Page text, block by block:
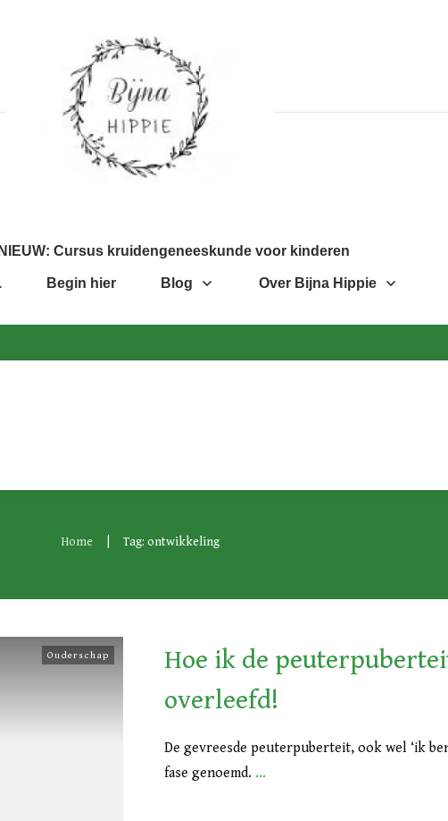
NIEUW: Cursus kruidengeneeskunde voor kinderen
Begin hier Blog Over Bijna Hippie
Home Tag: ontwikkeling
Ouderschap
Hoe ik de
overleefd!
De gevreesde peuterpuberteit, ook wel ‘ik
fase genoemd. ...